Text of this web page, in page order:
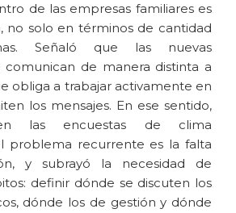
de las empresas familiares es
no solo en términos de cantidad
Señaló que las nuevas
comunican de manera distinta a
obliga a trabajar activamente en
los mensajes. En ese sentido,
las encuestas de clima
problema recurrente es la falta
y subrayó la necesidad de
definir dónde se discuten los
dónde los de gestión y dónde